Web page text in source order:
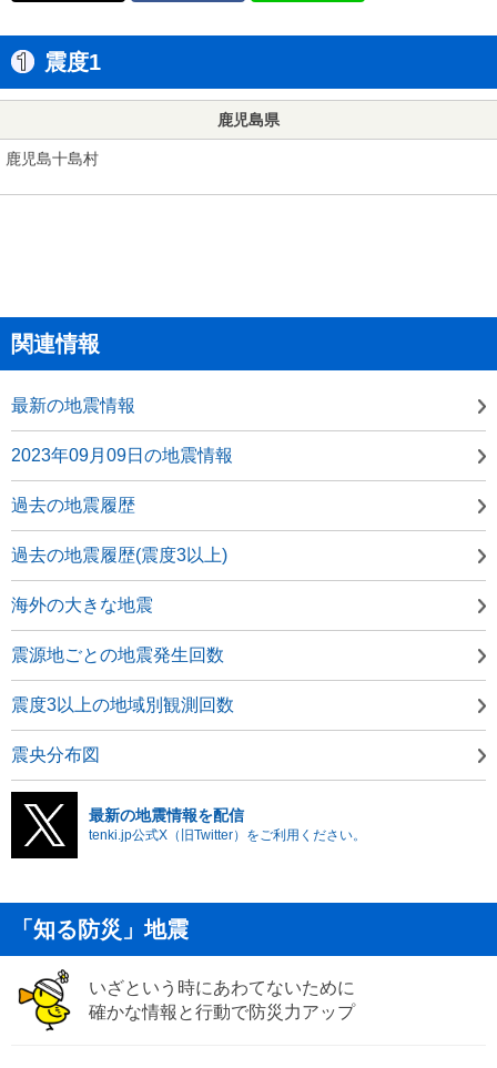
震度1
鹿児島県
鹿児島十島村
関連情報
最新の地震情報
2023年09月09日の地震情報
過去の地震履歴
過去の地震履歴(震度3以上)
海外の大きな地震
震源地ごとの地震発生回数
震度3以上の地域別観測回数
震央分布図
最新の地震情報を配信
tenki.jp公式X（旧Twitter）をご利用ください。
「知る防災」地震
いざという時にあわてないために
確かな情報と行動で防災力アップ